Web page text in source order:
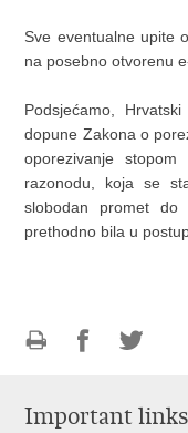
Sve eventualne upite
na posebno otvorenu
Podsjećamo,
dopune Zakona o
oporezivanje
razonodu, koja se
slobodan promet
prethodno bila u
page
FacebookTwitteru
Important links